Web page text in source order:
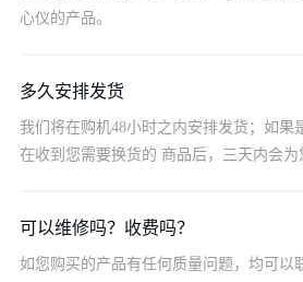
心仪的产品。
多久安排发货
我们将在购机48小时之内安排发货；如果
在收到您需要换货的 商品后，三天内会为
可以维修吗？收费吗？
如您购买的产品有任何质量问题，均可以